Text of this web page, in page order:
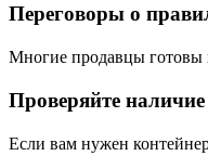
Переговоры о
Многие продавцы готовы
Проверяйте
Если вам нужен